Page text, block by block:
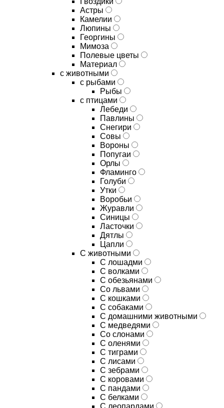
Астры
Камелии
Люпины
Георгины
Мимоза
Полевые цветы
Материал
с животными
с рыбами
Рыбы
с птицами
Лебеди
Павлины
Снегири
Совы
Вороны
Попугаи
Орлы
Фламинго
Голуби
Утки
Воробьи
Журавли
Синицы
Ласточки
Дятлы
Цапли
С животными
С лошадми
С волками
С обезьянами
Со львами
С кошками
С собаками
С домашними животными
С медведями
Со слонами
С оленями
С тиграми
С лисами
С зебрами
С коровами
С пандами
С белками
С леопардами